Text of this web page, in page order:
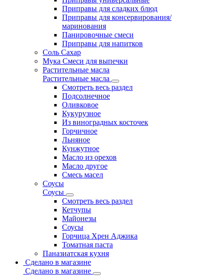
Приправы для сладких блюд
Приправы для консервирования/
маринования
Панировочные смеси
Приправы для напитков
Соль Сахар
Мука Смеси для выпечки
Растительные масла
Растительные масла
Смотреть весь раздел
Подсолнечное
Оливковое
Кукурузное
Из виноградных косточек
Горчичное
Льняное
Кунжутное
Масло из орехов
Масло другое
Смесь масел
Соусы
Соусы
Смотреть весь раздел
Кетчупы
Майонезы
Соусы
Горчица Хрен Аджика
Томатная паста
Паназиатская кухня
Сделано в магазине
Сделано в магазине